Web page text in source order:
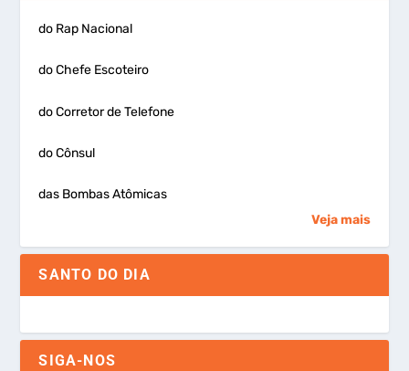
do Rap Nacional
do Chefe Escoteiro
do Corretor de Telefone
do Cônsul
das Bombas Atômicas
Veja mais
SANTO DO DIA
SIGA-NOS